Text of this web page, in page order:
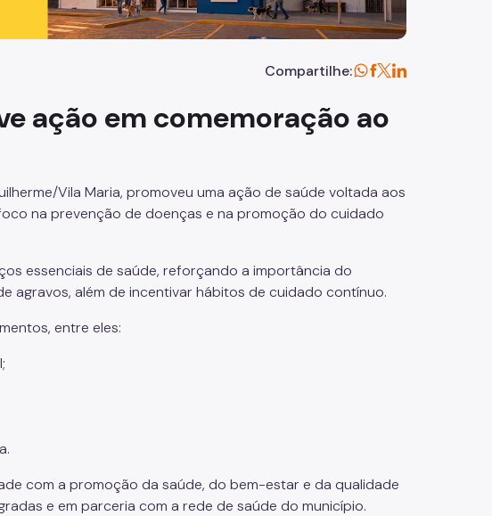
Compartilhe:
ação em comemoração ao
Vila Maria, promoveu uma ação de saúde voltada aos
na prevenção de doenças e na promoção do cuidado
essenciais de saúde, reforçando a importância do
além de incentivar hábitos de cuidado contínuo.
entre eles:
com a promoção da saúde, do bem-estar e da qualidade
e em parceria com a rede de saúde do município.